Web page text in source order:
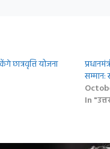
छात्रवृत्ति योजना
सम्मान:
In